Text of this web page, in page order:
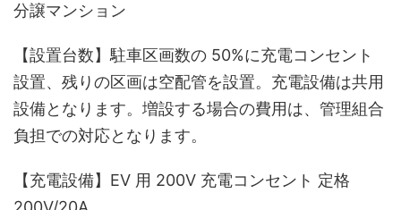
分譲マンション
【設置台数】駐車区画数の 50%に充電コンセント
設置、残りの区画は空配管を設置。充電設備は共用
設備となります。増設する場合の費用は、管理組合
負担での対応となります。
【充電設備】EV 用 200V 充電コンセント 定格